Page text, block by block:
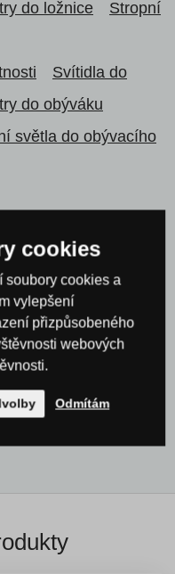
do ložnice
Stropní
Svítidla do
do obýváku
světla do obývacího
světla a osvětlení
svítidla Trio
cookies
soubory cookies a
vylepšení
přizpůsobeného
webových
Odmítám